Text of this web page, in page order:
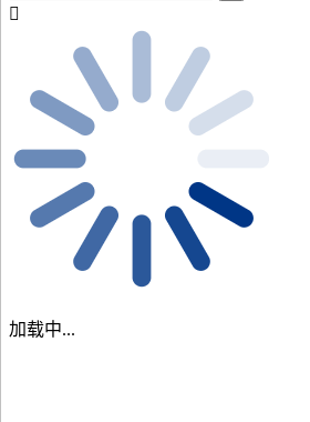
加载中...